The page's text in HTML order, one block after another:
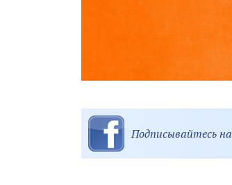
Подписывайтесь на